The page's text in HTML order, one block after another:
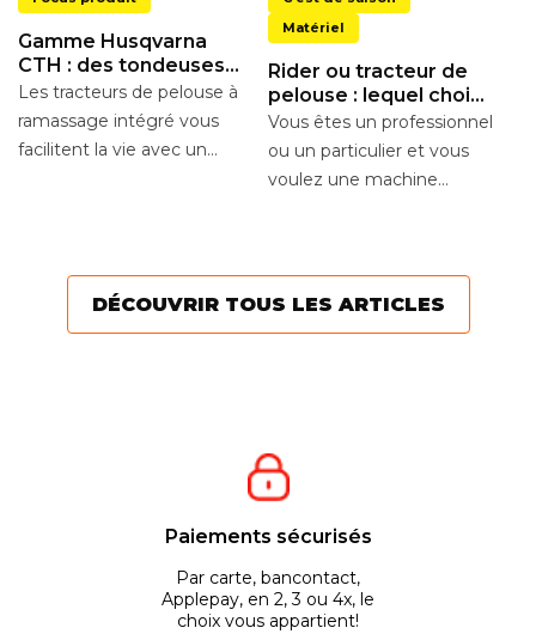
Gamme Husqvarna
CTH : des tondeuses
autoportées à
ramassage intégré
Les tracteurs de pelouse à
ramassage intégré vous
facilitent la vie avec un
Matériel
Rider ou tracteur de
pelouse : lequel choisir
?
Vous êtes un professionnel
ou un particulier et vous
voulez une machine
DÉCOUVRIR TOUS LES ARTICLES
Paiements sécurisés
Par carte, bancontact,
Applepay, en 2, 3 ou 4x, le
choix vous appartient!